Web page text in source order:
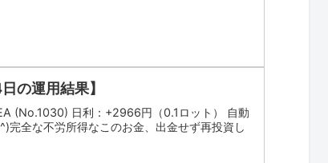
の運用結果】
(No.1030) 日利：+2966円（0.1ロット） 自動
完全な不労所得なこのお金、出金せず再投資し